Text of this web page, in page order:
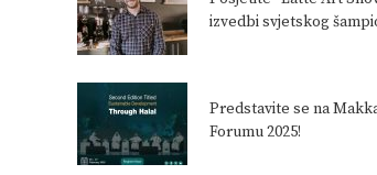
izvedbi svjetskog
Predstavite se na
Forumu 2025!